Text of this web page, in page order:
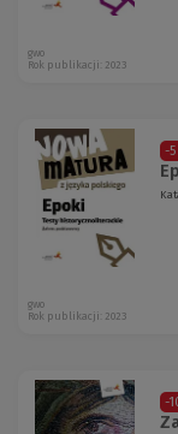
gwo
Rok publikacji: 2023
-5
gwo
Rok publikacji: 2023
-